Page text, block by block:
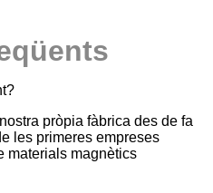
pròpia fàbrica des de fa
les primeres empreses
materials magnètics